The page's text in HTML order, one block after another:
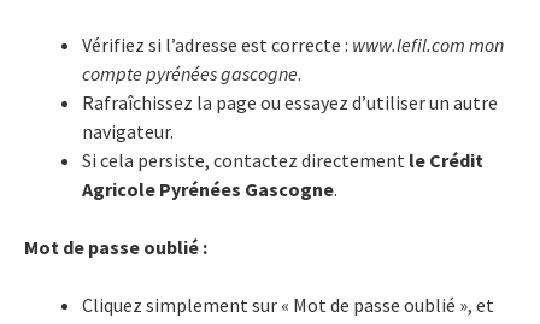
Vérifiez si l’adresse est correcte : www.lefil.com mon
compte pyrénées gascogne.
Rafraîchissez la page ou essayez d’utiliser un autre
navigateur.
Si cela persiste, contactez directement le Crédit
Agricole Pyrénées Gascogne.
Mot de passe oublié :
Cliquez simplement sur « Mot de passe oublié », et